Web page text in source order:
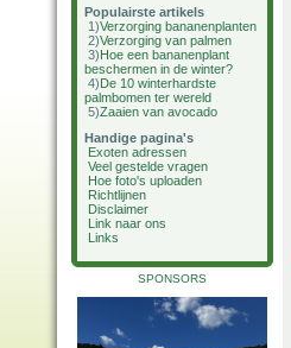
Populairste artikels
1)Verzorging bananenplanten
2)Verzorging van palmen
3)Hoe een bananenplant
beschermen in de winter?
4)De 10 winterhardste
palmbomen ter wereld
5)Zaaien van avocado
Handige pagina's
Exoten adressen
Veel gestelde vragen
Hoe foto's uploaden
Richtlijnen
Disclaimer
Link naar ons
Links
SPONSORS